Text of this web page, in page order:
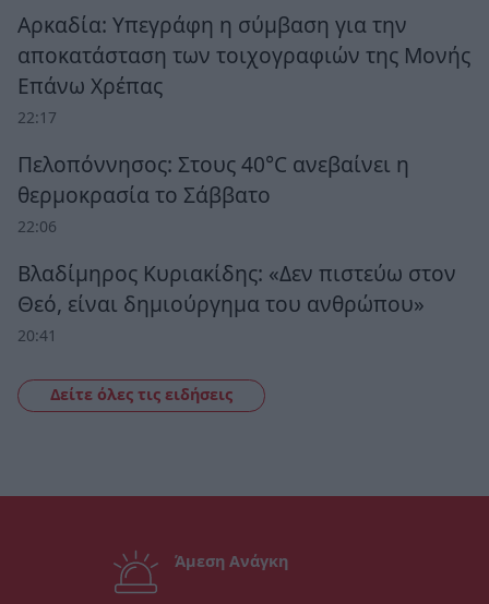
Αρκαδία: Υπεγράφη η σύμβαση για την
αποκατάσταση των τοιχογραφιών της Μονής
Επάνω Χρέπας
22:17
Πελοπόννησος: Στους 40°C ανεβαίνει η
θερμοκρασία το Σάββατο
22:06
Βλαδίμηρος Κυριακίδης: «Δεν πιστεύω στον
Θεό, είναι δημιούργημα του ανθρώπου»
20:41
Δείτε όλες τις ειδήσεις
Άμεση Ανάγκη